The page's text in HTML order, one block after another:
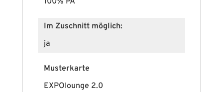
Im Zuschnitt möglich:
ja
Musterkarte
EXPOlounge 2.0